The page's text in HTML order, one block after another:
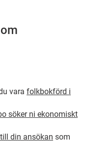
vara folkbokförd i
söker ni ekonomiskt
din ansökan som